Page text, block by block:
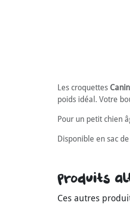
Les croquettes
poids idéal. Votre
Pour un petit chien
Disponible en sac
Produits
Ces autres